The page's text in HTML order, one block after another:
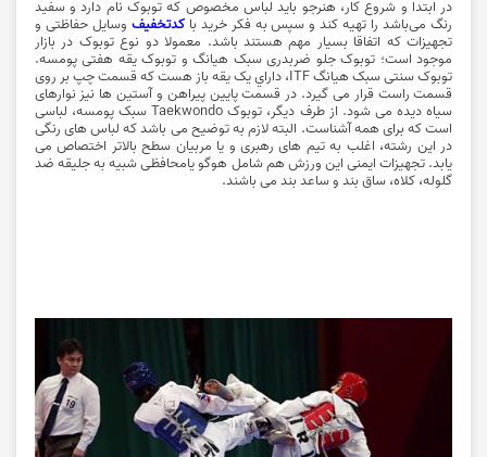
در ابتدا و شروع کار، هنرجو باید لباس مخصوص که توبوک نام دارد و سفید
رنگ می‌باشد را تهیه کند و سپس به فکر خرید باکدتخفیف وسایل حفاظتی و
تجهیزات که اتفاقا بسیار مهم هستند باشد. معمولا دو نوع توبوک در بازار
موجود است؛ توبوک جلو ضربدری سبک هیانگ و توبوک یقه هفتی پومسه.
توبوک سنتی سبک هيانگ ITF، داراي یک يقه باز هست که قسمت چپ بر روی
قسمت راست قرار می گيرد. در قسمت پايين پيراهن و آستين ها نيز نوارهای
سياه ديده می شود. از طرف دیگر، توبوک Taekwondo سبک پومسه، لباسی
است که برای همه آشناست. البته لازم به توضیح می باشد که لباس های رنگی
در این رشته، اغلب به تیم های رهبری و یا مربیان سطح بالاتر اختصاص می
یابد. تجهیزات ایمنی این ورزش هم شامل هوگو یامحافظی شبیه به جلیقه ضد
گلوله، کلاه، ساق بند و ساعد بند می باشند.